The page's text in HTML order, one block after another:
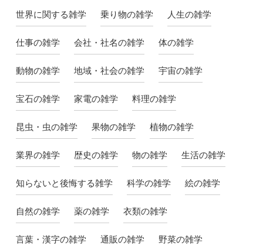
世界に関する雑学 乗り物の雑学 人生の雑学
仕事の雑学 会社・社名の雑学 体の雑学
動物の雑学 地域・社会の雑学 宇宙の雑学
宝石の雑学 家電の雑学 料理の雑学
昆虫・虫の雑学 果物の雑学 植物の雑学
業界の雑学 歴史の雑学 物の雑学 生活の雑学
知らないと後悔する雑学 科学の雑学 絵の雑学
自然の雑学 薬の雑学 衣類の雑学
言葉・漢字の雑学 通販の雑学 野菜の雑学